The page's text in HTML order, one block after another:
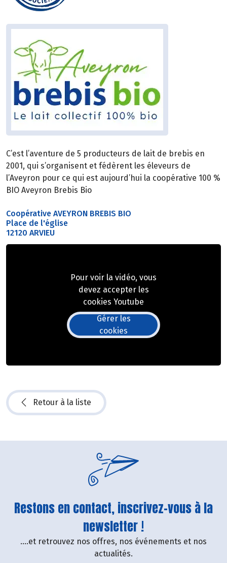
C’est l’aventure de 5 producteurs de lait de brebis en
2001, qui s’organisent et fédèrent les éleveurs de
l’Aveyron pour ce qui est aujourd’hui la coopérative 100 %
BIO Aveyron Brebis Bio
Coopérative AVEYRON BREBIS BIO
Place de l'église
12120 ARVIEU
Pour voir la vidéo, vous
devez accepter les
cookies Youtube
Gérer les
cookies
Retour à la liste
Restons en contact, inscrivez-vous à la
newsletter !
....et retrouvez nos offres, nos événements et nos
actualités.